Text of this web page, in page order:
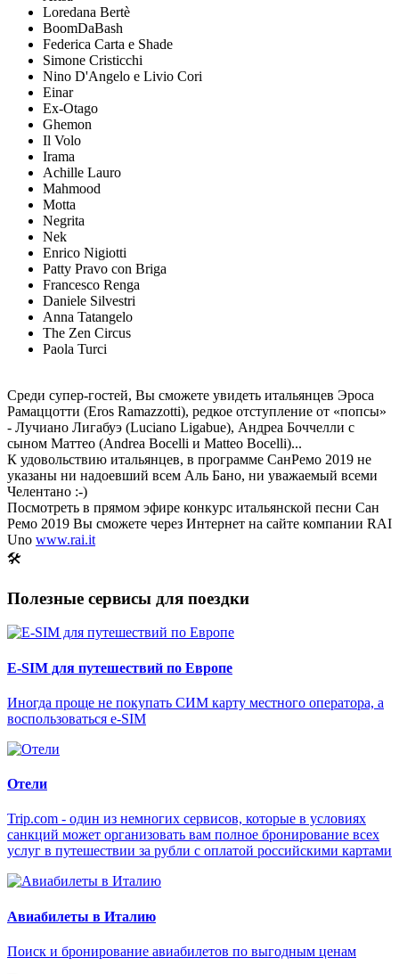
Loredana Bertè
BoomDaBash
Federica Carta e Shade
Simone Cristicchi
Nino D'Angelo e Livio Cori
Einar
Ex-Otago
Ghemon
Il Volo
Irama
Achille Lauro
Mahmood
Motta
Negrita
Nek
Enrico Nigiotti
Patty Pravo con Briga
Francesco Renga
Daniele Silvestri
Anna Tatangelo
The Zen Circus
Paola Turci
Среди супер-гостей, Вы сможете увидеть итальянцев Эроса
Рамаццотти (Eros Ramazzotti), редкое отступление от «попсы»
- Лучиано Лигабуэ (Luciano Ligabue), Андреа Боччелли с
сыном Маттео (Andrea Bocelli и Matteo Bocelli)...
К удовольствию итальянцев, в программе СанРемо 2019 не
указаны ни надоевший всем Аль Бано, ни уважаемый всеми
Челентано :-)
Посмотреть в прямом эфире конкурс итальянской песни Сан
Ремо 2019 Вы сможете через Интернет на сайте компании RAI
Uno www.rai.it
🛠
Полезные сервисы для поездки
E-SIM для путешествий по Европе
Иногда проще не покупать СИМ карту местного оператора, а
воспользоваться e-SIM
Отели
Trip.com - один из немногих сервисов, которые в условиях
санкций может организовать вам полное бронирование всех
услуг в путешествии за рубли с оплатой российскими картами
Авиабилеты в Италию
Поиск и бронирование авиабилетов по выгодным ценам